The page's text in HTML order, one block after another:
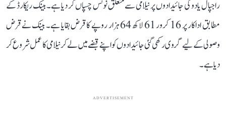
راجپال یادو کی جائیدادوں پر نیلامی سے متعلق نوٹس چسپاں کر دیا ہے۔ بینک ریکارڈ کے
مطابق اداکار پر 16 کرور 61 لاکھ 64 ہزار روپے کا قرض بقایا ہے۔ بینک نے قرض
وصولی کے لیے گروی رکھی گئی جائیدادوں کو اپنے قبضے میں لے کر نیلامی کا عمل شروع کر
دیا ہے۔
ADVERTISEMENT